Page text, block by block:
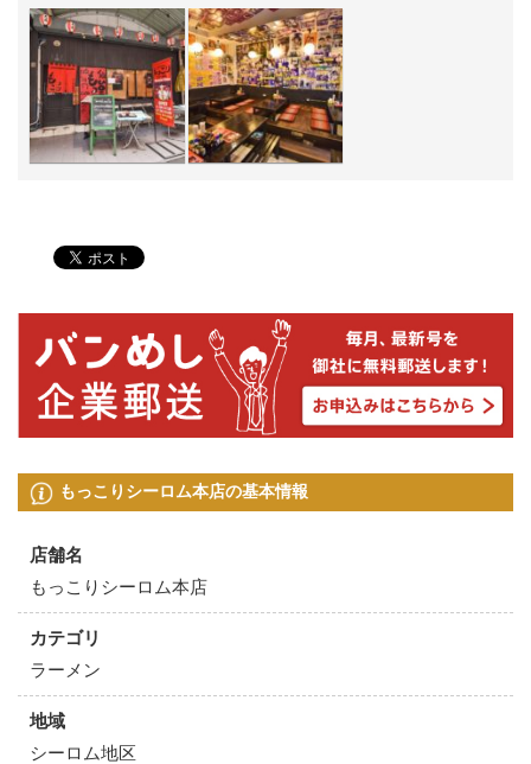
もっこりシーロム本店の基本情報
店舗名
もっこりシーロム本店
カテゴリ
ラーメン
地域
シーロム地区